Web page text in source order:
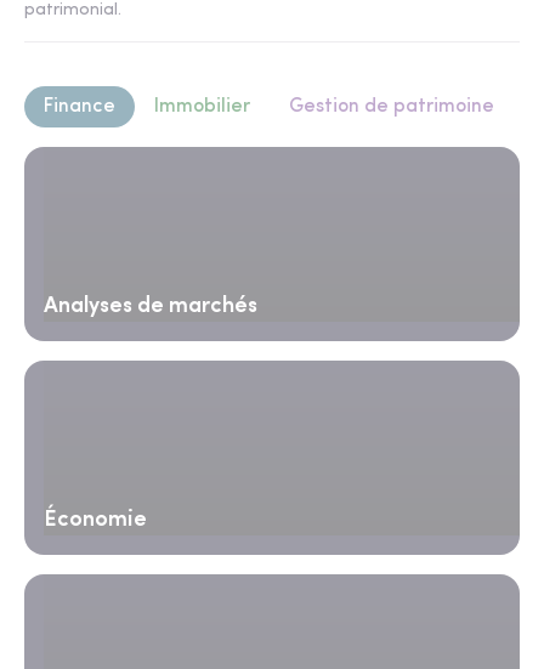
patrimonial.
Finance Immobilier Gestion de patrimoine
Analyses de marchés
Économie